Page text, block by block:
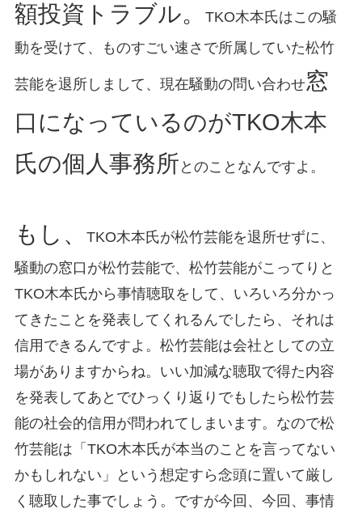
額投資トラブル。
TKO木本氏はこの騒
動を受けて、ものすごい速さで所属していた松竹
芸能を退所しまして、現在騒動の問い合わせ窓
口になっているのがTKO木本
氏の個人事務所 とのことなんですよ。
もし、
TKO木本氏が松竹芸能を退所せずに、
騒動の窓口が松竹芸能で、松竹芸能がこってりと
TKO木本氏から事情聴取をして、いろいろ分かっ
てきたことを発表してくれるんでしたら、それは
信用できるんですよ。松竹芸能は会社としての立
場がありますからね。いい加減な聴取で得た内容
を発表してあとでひっくり返りでもしたら松竹芸
能の社会的信用が問われてしまいます。なので松
竹芸能は「TKO木本氏が本当のことを言ってない
かもしれない」という想定すら念頭に置いて厳し
く聴取した事でしょう。ですが今回、今回、事情